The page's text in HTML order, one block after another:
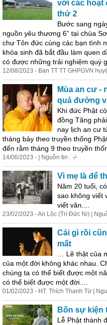
với các hoạt
thứ 2
Bước sang
nguồn yêu thương 6” tại chùa
chư Tôn đức cùng các bạn tình
khóa sinh đã bắt đầu làm quen
có được những trải nghiệm quý
12/08/2023 - Ban TT TT GHPGVN
Mùa an cư -
quá đường
Khi đức Phật
đồng Tăng
nay lịch an cư
tháng bảy theo truyền thống
đến rằm tháng 9 theo truyền
14/06/2023 - | Nguồn tin : -/-
Vì mẹ là để
Năm 20 tuổi,
sao không viết
viết văn....
23/02/2023 - An Lộc (Trí Đức Ni) |
Cái gì rồi
mất
… Lẽ thật của
của một đời không khác nhau.
chúng ta có thể biết được một
có thể biết được một đời....
01/02/2023 - HT. Thích Thanh Từ |
Bốn sự kiện
Lễ Phật thành